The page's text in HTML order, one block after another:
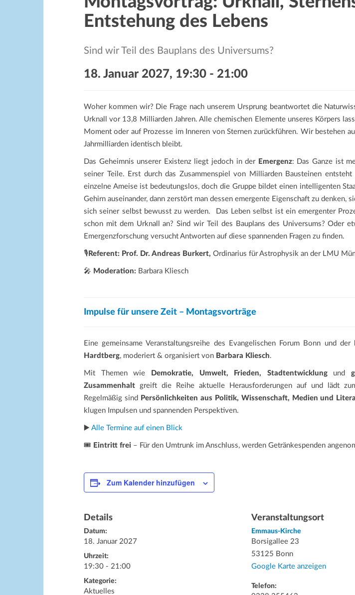
Entstehung des Lebens
Sind wir Teil des Bauplans des Universums?
18. Januar 2027, 19:30 - 21:00
Woher kommen wir? Die Frage nach unserem Ursprung beantwortet die
Urknall vor 13,8 Milliarden Jahren. Alle chemischen Elemente unseres Körpers
Moment oder auf Prozesse im Inneren von Sternen zurückführen. Wir bestehen
Jahrmilliarden identisch bleibt.
Das Geheimnis unserer Existenz liegt jedoch in der Emergenz: Das Ganze ist
seiner Teile. Erst durch das Zusammenspiel von Milliarden Bausteinen entsteht
einzelne Ameise ist bedeutungslos, doch die Gruppe bildet einen intelligenten
Gehirn auseinander, dann zerstört man dessen emergente Eigenschaft zu denken,
sich seiner selbst bewusst zu werden. Das Leben selbst ist ein emergenter
schon mit dem Urknall an? Sind wir Teil des Bauplans des Universums? Oder
Emergenzforschung versucht Antworten auf diese spannenden Fragen zu finden.
🎙️ Referent: Prof. Dr. Andreas Burkert, Ordinarius für Astrophysik an der LMU
🎤 Moderation: Barbara Kliesch
Impulse für unsere Zeit – Montagsvorträge
Eine gemeinsame Veranstaltungsreihe des Evangelischen Forum Bonn und der
Hardtberg, moderiert & organisiert von Barbara Kliesch.
Mit Themen wie Demokratie, Umwelt, Frieden, Stadtentwicklungund
Zusammenhalt greift die Reihe aktuelle Herausforderungen auf und lädt
Regelmäßig sind Persönlichkeiten aus Politik, Wissenschaft, Medien und
klugen Impulsen und spannenden Perspektiven.
▶️ Alle Termine auf einen Blick
🎟️ Eintritt frei – Für den Umtrunk im Anschluss, werden Getränkespenden
Zum Kalender hinzufügen
Details
Datum:
18. Januar 2027
Uhrzeit:
19:30 - 21:00
Kategorie:
Aktuelles
Veranstaltungsort
Emmaus-Kirche
Borsigallee 23
53125 Bonn
Google Karte anzeigen
Telefon: